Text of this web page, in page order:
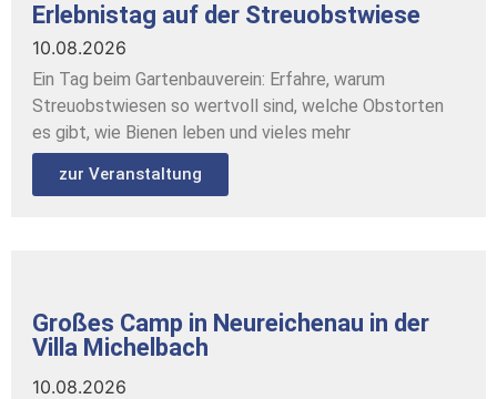
Erlebnistag auf der Streuobstwiese
10.08.2026
Ein Tag beim Gartenbauverein: Erfahre, warum
Streuobstwiesen so wertvoll sind, welche Obstorten
es gibt, wie Bienen leben und vieles mehr
zur Veranstaltung
Großes Camp in Neureichenau in der
Villa Michelbach
10.08.2026